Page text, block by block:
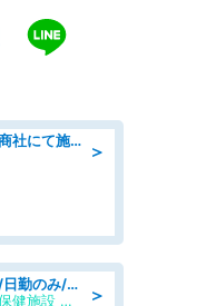
＞
工事・土木施工管理/総合技術商社にて施工管理のお仕事/即日勤務可/車通勤可/工事・土木施工管理/生産・品質管理
＞
「介護事務」資格必須/正職員/日勤のみ/介護老人保健施設
医療法人社団幸紀会/介護老人保健施設 グリーンビラ安江